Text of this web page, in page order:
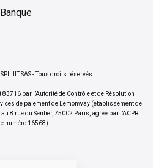
Banque
SAS - Tous droits réservés
par l’Autorité de Contrôle et de Résolution
de paiement de Lemonway (établissement de
8 rue du Sentier, 75002 Paris, agréé par l’ACPR
numéro 16568)